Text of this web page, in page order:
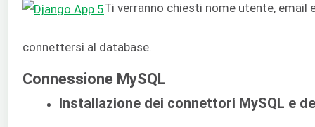
Ti verranno chiesti nome utente, email
connettersi al database.
Connessione MySQL
Installazione dei connettori MySQL e